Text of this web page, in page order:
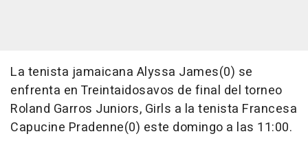
La tenista jamaicana Alyssa James(0) se
enfrenta en Treintaidosavos de final del torneo
Roland Garros Juniors, Girls a la tenista Francesa
Capucine Pradenne(0) este domingo a las 11:00.